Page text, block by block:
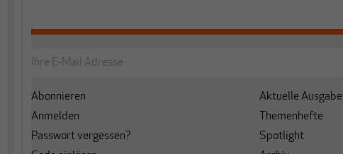
Abonnieren
Anmelden
Passwort vergessen?
Aktuelle Ausgabe
Themenhefte
Spotlight